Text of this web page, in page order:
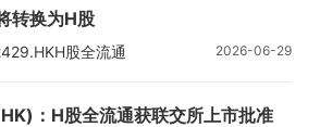
转换为H股
H股全流通 2026-06-29
：H股全流通获联交所上市批准